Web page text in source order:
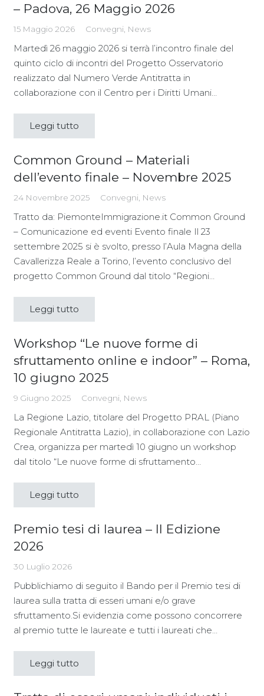
– Padova, 26 Maggio 2026
15 Maggio 2026 Convegni News
Martedì 26 maggio 2026 si terrà l’incontro finale del
quinto ciclo di incontri del Progetto Osservatorio
realizzato dal Numero Verde Antitratta in
collaborazione con il Centro per i Diritti Umani…
Leggi tutto
Common Ground – Materiali
dell’evento finale – Novembre 2025
24 Novembre 2025 Convegni News
Tratto da: PiemonteImmigrazione.it Common Ground
– Comunicazione ed eventi Evento finale Il 23
settembre 2025 si è svolto, presso l’Aula Magna della
Cavallerizza Reale a Torino, l’evento conclusivo del
progetto Common Ground dal titolo “Regioni…
Leggi tutto
Workshop “Le nuove forme di
sfruttamento online e indoor” – Roma,
10 giugno 2025
9 Giugno 2025 Convegni News
La Regione Lazio, titolare del Progetto PRAL (Piano
Regionale Antitratta Lazio), in collaborazione con Lazio
Crea, organizza per martedì 10 giugno un workshop
dal titolo “Le nuove forme di sfruttamento…
Leggi tutto
Premio tesi di laurea – II Edizione
2026
30 Luglio 2026
Pubblichiamo di seguito il Bando per il Premio tesi di
laurea sulla tratta di esseri umani e/o grave
sfruttamento.Si evidenzia come possono concorrere
al premio tutte le laureate e tutti i laureati che…
Leggi tutto